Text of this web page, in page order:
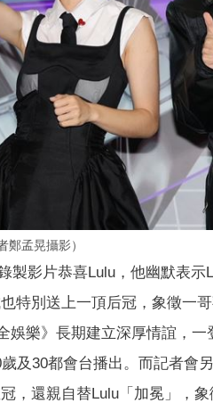
孟晃攝影）
製影片恭喜Lulu，他幽默表
特別送上一頂后冠，象徵一
樂》長期建立深厚情誼，一
及30都會台播出。而記者會
，還親自替Lulu「加冕」，